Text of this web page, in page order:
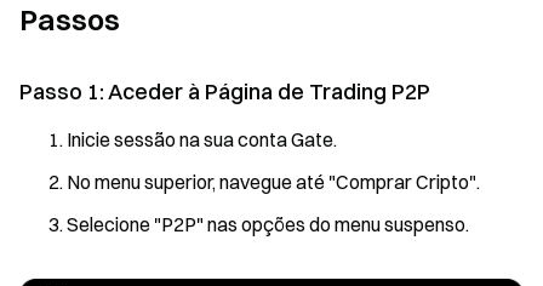
Passos
Passo 1: Aceder à Página de Trading P2P
Inicie sessão na sua conta Gate.
No menu superior, navegue até "Comprar Cripto".
Selecione "P2P" nas opções do menu suspenso.